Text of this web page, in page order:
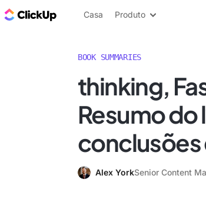
ClickUp Blogue
Casa Produto
BOOK SUMMARIES
thinking,
Resumo do
conclusões
Alex YorkSenior Content